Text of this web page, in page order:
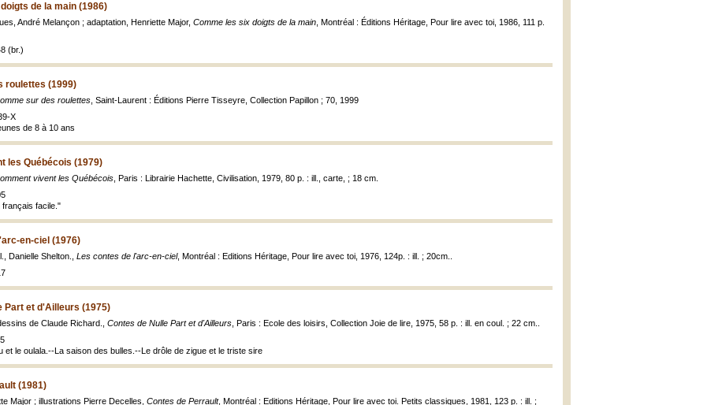
de la main (1986)
André Melançon ; adaptation, Henriette Major, Comme les six doigts de la main , Montréal : Éditions Héritage, Pour lire avec toi, 1986, 111 p.
(br.)
roulettes (1999)
sur des roulettes , Saint-Laurent : Éditions Pierre Tisseyre, Collection Papillon ; 70, 1999
X
de 8 à 10 ans
les Québécois (1979)
vivent les Québécois , Paris : Librairie Hachette, Civilisation, 1979, 80 p. : ill., carte, ; 18 cm.
facile."
en-ciel (1976)
Danielle Shelton., Les contes de l'arc-en-ciel, Montréal : Editions Héritage, Pour lire avec toi, 1976, 124p. : ill. ; 20cm..
Part et d'Ailleurs (1975)
de Claude Richard., Contes de Nulle Part et d'Ailleurs , Paris : Ecole des loisirs, Collection Joie de lire, 1975, 58 p. : ill. en coul. ; 22 cm..
et le oulala.--La saison des bulles.--Le drôle de zigue et le triste sire
(1981)
Major ; illustrations Pierre Decelles, Contes de Perrault, Montréal : Editions Héritage, Pour lire avec toi. Petits classiques, 1981, 123 p. : ill. ;